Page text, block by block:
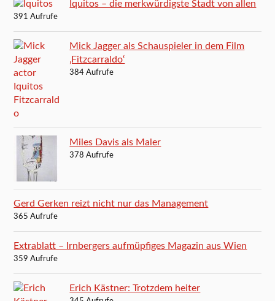
Iquitos – die merkwürdigste Stadt von allen
391 Aufrufe
Mick Jagger als Schauspieler in dem Film
‚Fitzcarraldo‘
384 Aufrufe
Miles Davis als Maler
378 Aufrufe
Gerd Gerken reizt nicht nur das Management
365 Aufrufe
Extrablatt – Irnbergers aufmüpfiges Magazin aus Wien
359 Aufrufe
Erich Kästner: Trotzdem heiter